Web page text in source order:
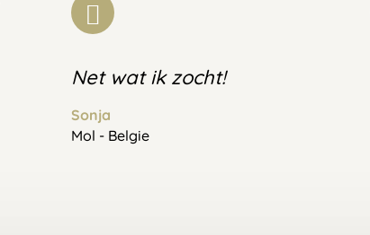
Net wat ik zocht!
Sonja
Mol - Belgie